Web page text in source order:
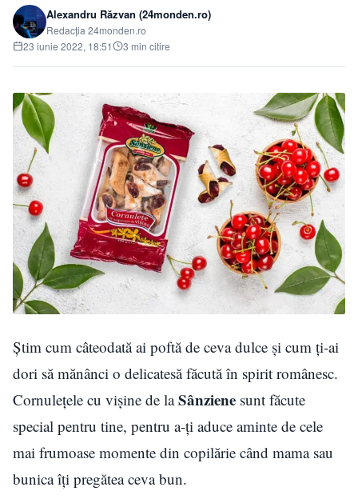
Alexandru Răzvan (24monden.ro)
Redacția 24monden.ro
23 iunie 2022, 18:51
3 min citire
Știm cum câteodată ai poftă de ceva dulce și cum ți-ai
dori să mănânci o delicatesă făcută în spirit românesc.
Cornulețele cu vișine de laSânziene sunt făcute
special pentru tine, pentru a-ți aduce aminte de cele
mai frumoase momente din copilărie când mama sau
bunica îți pregătea ceva bun.